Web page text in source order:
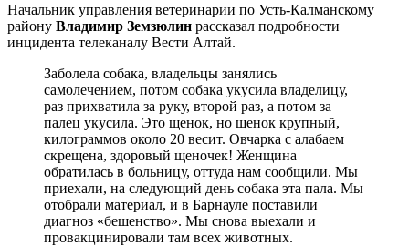
Начальник управления ветеринарии по Усть-Калманскому
району Владимир Земзюлин рассказал подробности
инцидента телеканалу Вести Алтай.
Заболела собака, владельцы занялись
самолечением, потом собака укусила владелицу,
раз прихватила за руку, второй раз, а потом за
палец укусила. Это щенок, но щенок крупный,
килограммов около 20 весит. Овчарка с алабаем
скрещена, здоровый щеночек! Женщина
обратилась в больницу, оттуда нам сообщили. Мы
приехали, на следующий день собака эта пала. Мы
отобрали материал, и в Барнауле поставили
диагноз «бешенство». Мы снова выехали и
провакцинировали там всех животных.